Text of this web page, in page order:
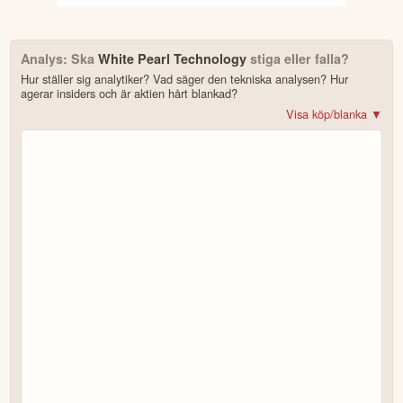
Analys: Ska White Pearl Technologystiga eller falla?
Hur ställer sig analytiker? Vad säger den tekniska analysen? Hur
agerar insiders och är aktien hårt blankad?
Bonus: Få upp till 500 USD i tillgångar när du öppnar konto –se
Visa köp/blanka ▼